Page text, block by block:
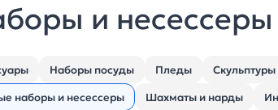
и несессеры
Наборы посуды Пледы Скульптуры
наборы и несессеры Шахматы и нарды